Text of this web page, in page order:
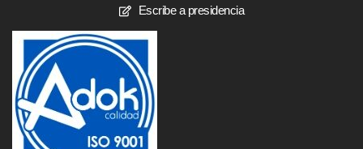
Escribe a presidencia